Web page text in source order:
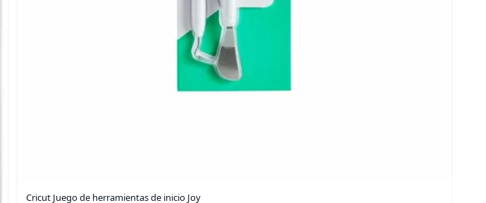
Cricut Juego de herramientas de inicio Joy